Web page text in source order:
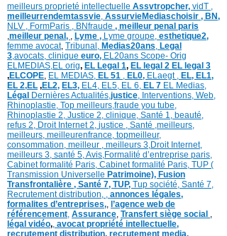
meilleurs proprieté intellectuelle Assvtropcher, vidT ,
meilleurrendemtassvie AssurvieMediaschoisir , BN,
NLV , FormParis , BNfraude , meilleur penal paris
meilleur penal, Lyme , Lyme groupe, esthetique2,
femme avocat, Tribunal, Medias20ans Legal
3 avocats, clinique euro, EL20ans Scope- Orig
ELMEDIAS, EL orig, EL Legal 1, EL legal 2 EL legal 3
,ELCOPE EL MEDIAS, EL 51 EL0, ELaegt , EL, EL1,
EL 2,EL ,EL2, EL3, EL4, EL5, EL 6, EL 7 EL Medias,
Légal DernièresActualités, justice Interventions, Web,
Rhinoplastie Top meilleurs fraude you tube
Rhinoplastie 2 Justice 2 clinique Santé 1
, beauté,
refus 2 Droit Internet 2 justice , Santé , meilleurs
meilleurs meilleurenfrance, topmeilleur,
consommation , meilleur , meilleurs 3, Droit Internet,
meilleurs 3, santé 5, Avis Formalité d’entreprise paris,
Cabinet formalité Paris, Cabinet formalité Paris, TUP (
Transmission Universelle Patrimoine), Fusion
Transfrontalière , Santé 7, TUP, Tup société, Santé 7,
Recrutement distribution,
annonces légales,
formalites d’entreprises, l’agence web de
référencement Assurance Transfert siège social
légal vidéo, avocat propriété intellectuelle,
recrutement distribution, recrutement media,